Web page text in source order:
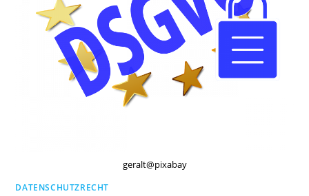
geralt@pixabay
DATENSCHUTZRECHT